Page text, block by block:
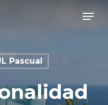
Menu
Pascual